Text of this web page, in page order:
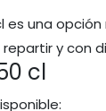
es una
y con
cl